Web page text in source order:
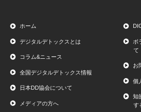
ホーム
デジタルデトックスとは
コラム&ニュース
全国デジタルデトックス情報
日本DD協会について
メディアの方へ
ボ
て
お
個
知
す